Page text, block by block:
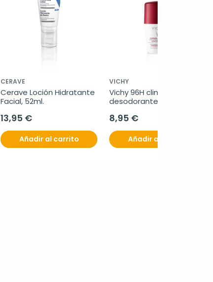
CERAVE
Cerave Loción Hidratante
Facial, 52ml.
13,95 €
Añadir al carrito
VICHY
Vichy 96H clinical control
desodorante roll-on. 50
8,95 €
Añadir al carrito